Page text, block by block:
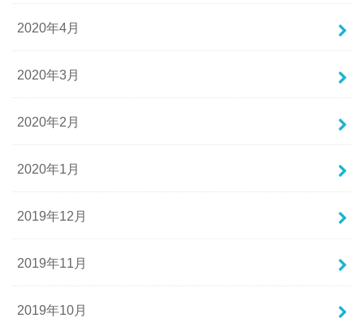
2020年4月
2020年3月
2020年2月
2020年1月
2019年12月
2019年11月
2019年10月